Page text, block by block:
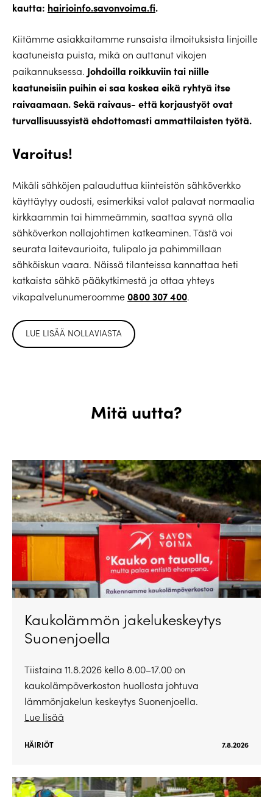
kautta: hairioinfo.savonvoima.fi.
Kiitämme asiakkaitamme runsaista ilmoituksista linjoille
kaatuneista puista, mikä on auttanut vikojen
paikannuksessa. Johdoilla roikkuviin tai niille
kaatuneisiin puihin ei saa koskea eikä ryhtyä itse
raivaamaan. Sekä raivaus- että korjaustyöt ovat
turvallisuussyistä ehdottomasti ammattilaisten työtä.
Varoitus!
Mikäli sähköjen palauduttua kiinteistön sähköverkko
käyttäytyy oudosti, esimerkiksi valot palavat normaalia
kirkkaammin tai himmeämmin, saattaa syynä olla
sähköverkon nollajohtimen katkeaminen. Tästä voi
seurata laitevaurioita, tulipalo ja pahimmillaan
sähköiskun vaara. Näissä tilanteissa kannattaa heti
katkaista sähkö pääkytkimestä ja ottaa yhteys
vikapalvelunumeroomme0800 307 400.
LUE LISÄÄ NOLLAVIASTA
Mitä uutta?
Kaukolämmön jakelukeskeytys
Suonenjoella
Tiistaina 11.8.2026 kello 8.00–17.00 on
kaukolämpöverkoston huollosta johtuva
lämmönjakelun keskeytys Suonenjoella.
Lue lisää
HÄIRIÖT 7.8.2026